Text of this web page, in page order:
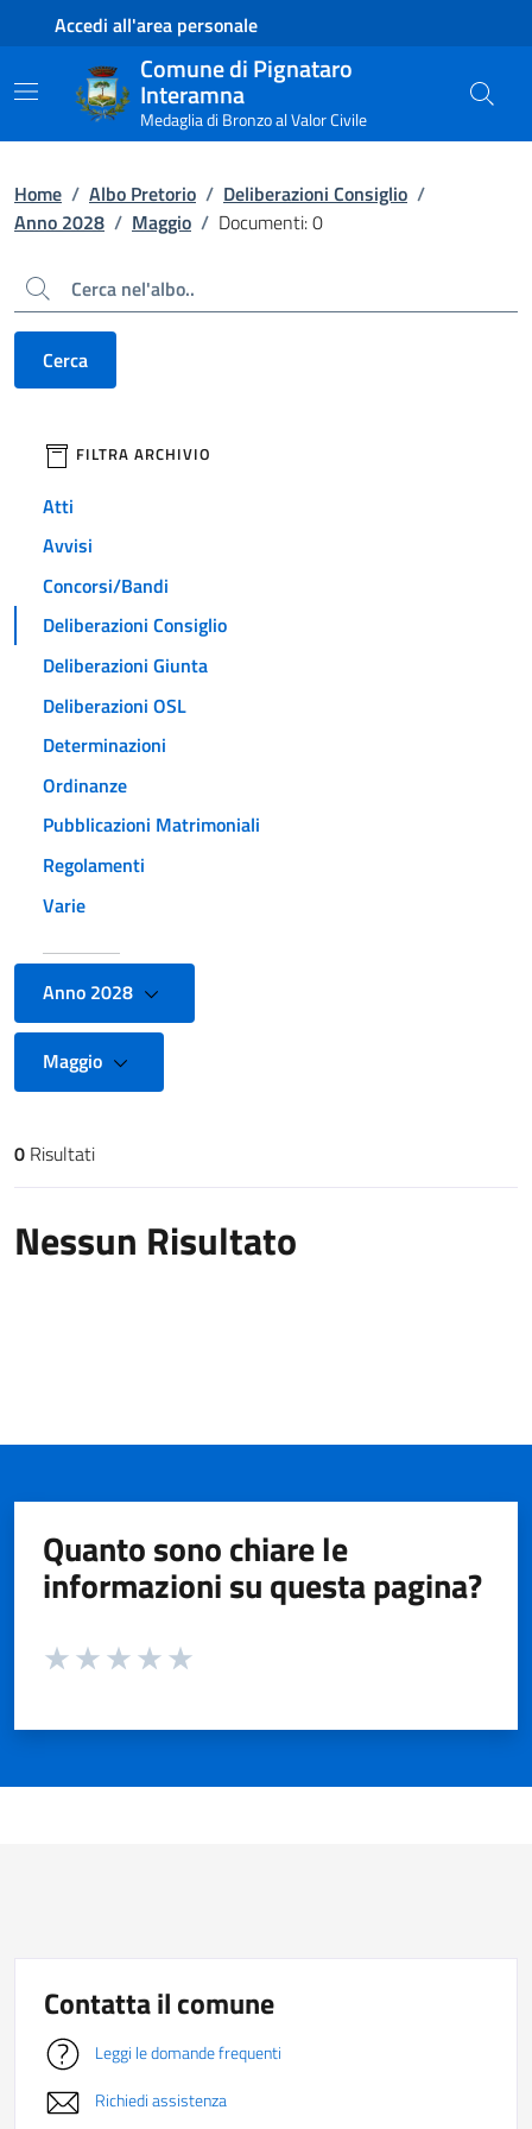
Contenuto principale
Piede di paginaAccedi all'area personale
Comune di Pignataro
Interamna
Medaglia di Bronzo al Valor Civile
Home / Albo Pretorio / Deliberazioni Consiglio /
Anno 2028 / Maggio / Documenti: 0
Cerca
Cerca
filtri da applicare
FILTRA ARCHIVIO
Atti
Avvisi
Concorsi/Bandi
Deliberazioni Consiglio
Deliberazioni Giunta
Deliberazioni OSL
Determinazioni
Ordinanze
Pubblicazioni Matrimoniali
Regolamenti
Varie
Anno 2028
Maggio
Risultati di ricerca
0 Risultati
Nessun Risultato
Quanto sono chiare le
informazioni su questa pagina?
Valuta da 1 a 5 stelle la pagina
Contatta il comune
Leggi le domande frequenti
Richiedi assistenza